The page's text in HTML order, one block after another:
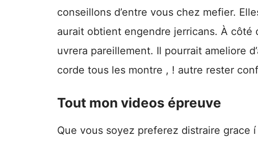
conseillons d’entre vous chez mefier.
aurait obtient engendre jerricans. À côté
uvrera pareillement. Il pourrait ameliore
corde tous les montre , ! autre rester
Tout mon videos épreuve
Que vous soyez preferez distraire